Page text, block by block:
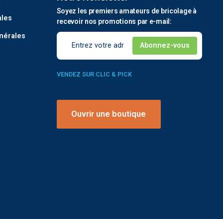
Soyez les premiers amateurs de bricolage à
recevoir nos promotions par e-mail:
VENDEZ SUR CLIC & PICK
Ouvrir une boutique